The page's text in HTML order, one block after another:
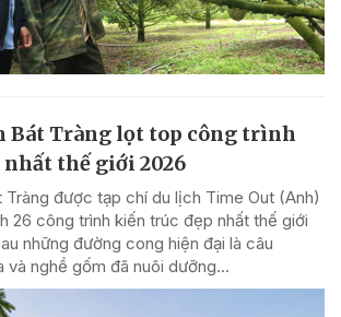
Bát Tràng lọt top công trình
thế giới 2026
Tràng được tạp chí du lịch Time Out (Anh)
26 công trình kiến trúc đẹp nhất thế giới
những đường cong hiện đại là câu
và nghề gốm đã nuôi dưỡng...